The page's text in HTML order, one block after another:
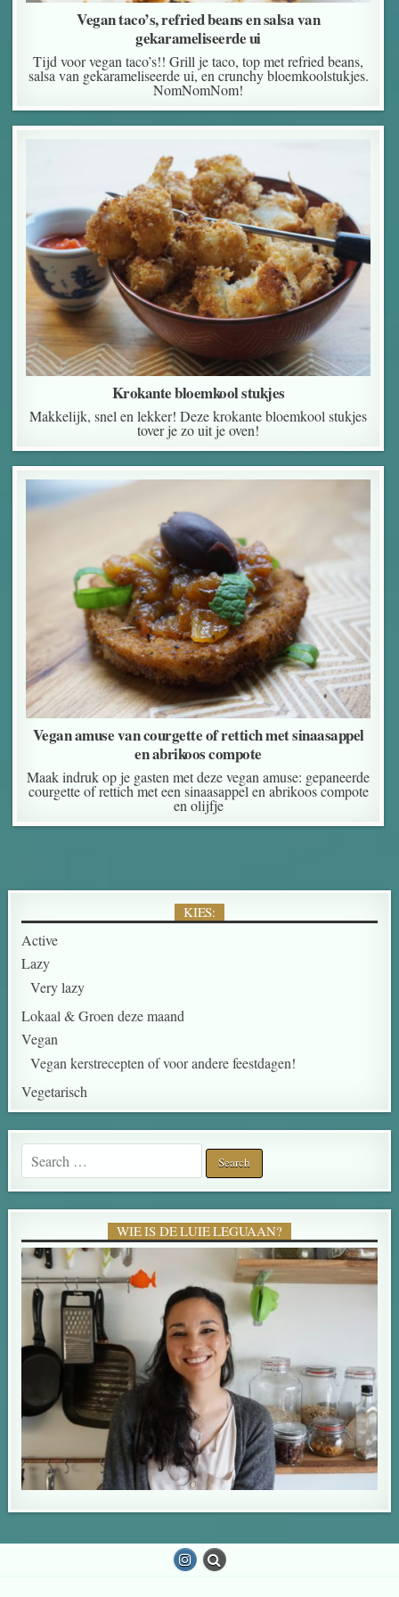
Vegan taco’s, refried beans en salsa van
gekarameliseerde ui
Tijd voor vegan taco’s!! Grill je taco, top met refried beans,
salsa van gekarameliseerde ui, en crunchy bloemkoolstukjes.
NomNomNom!
Krokante bloemkool stukjes
Makkelijk, snel en lekker! Deze krokante bloemkool stukjes
tover je zo uit je oven!
Vegan amuse van courgette of rettich met sinaasappel
en abrikoos compote
Maak indruk op je gasten met deze vegan amuse: gepaneerde
courgette of rettich met een sinaasappel en abrikoos compote
en olijfje
KIES:
Active
Lazy
Very lazy
Lokaal & Groen deze maand
Vegan
Vegan kerstrecepten of voor andere feestdagen!
Vegetarisch
Search for:
WIE IS DE LUIE LEGUAAN?